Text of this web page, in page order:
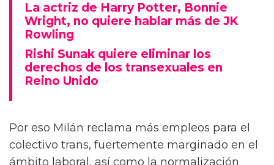
La actriz de Harry Potter, Bonnie
Wright, no quiere hablar más de JK
Rowling
Rishi Sunak quiere eliminar los
derechos de los transexuales en
Reino Unido
Por eso Milán reclama más empleos para el
colectivo trans, fuertemente marginado en el
ámbito laboral, así como la normalización